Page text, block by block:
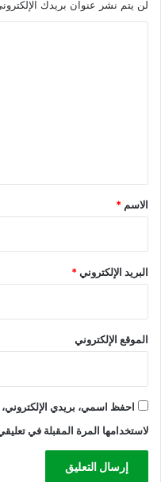
لن يتم نشر عنوان بريدك
*
الاسم *
البريد الإلكتروني*
الموقع الإلكتروني
احفظ اسمي، بريدي
لاستخدامها المرة المقبلة في